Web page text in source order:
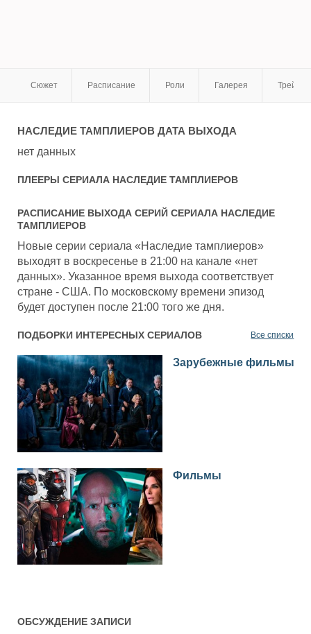
Сюжет Расписание Роли Галерея
НАСЛЕДИЕ ТАМПЛИЕРОВ ДАТА ВЫХОДА
нет данных
ПЛЕЕРЫ СЕРИАЛА НАСЛЕДИЕ ТАМПЛИЕРОВ
РАСПИСАНИЕ ВЫХОДА СЕРИЙ СЕРИАЛА НАСЛЕДИЕ
ТАМПЛИЕРОВ
Новые серии сериала «Наследие тамплиеров»
выходят в воскресенье в 21:00 на канале «нет
данных». Указанное время выхода соответствует
стране - США. По московскому времени эпизод
будет доступен после 21:00 того же дня.
ПОДБОРКИ ИНТЕРЕСНЫХ СЕРИАЛОВ Все списки
Зарубежные фильмы
Фильмы
ОБСУЖДЕНИЕ ЗАПИСИ